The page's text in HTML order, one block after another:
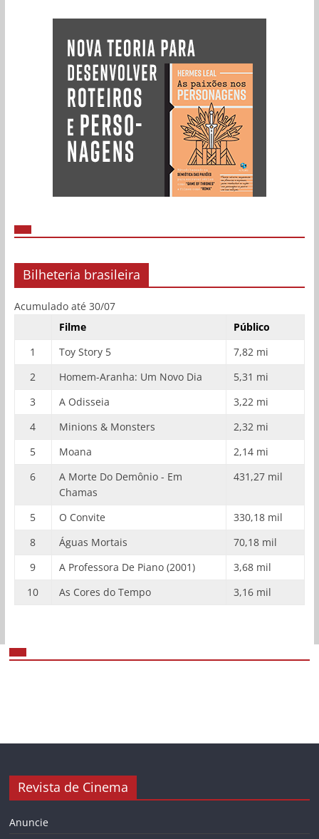
Bilheteria brasileira
Acumulado até 30/07
Filme
Público
1
Toy Story 5
7,82 mi
2
Homem-Aranha: Um Novo Dia
5,31 mi
3
A Odisseia
3,22 mi
4
Minions & Monsters
2,32 mi
5
Moana
2,14 mi
6
A Morte Do Demônio - Em
Chamas
431,27 mil
5 O Convite
330,18 mil
8
Águas Mortais
70,18 mil
9
A Professora De Piano (2001)
3,68 mil
10
As Cores do Tempo 3,16 mil
Revista de Cinema
Anuncie